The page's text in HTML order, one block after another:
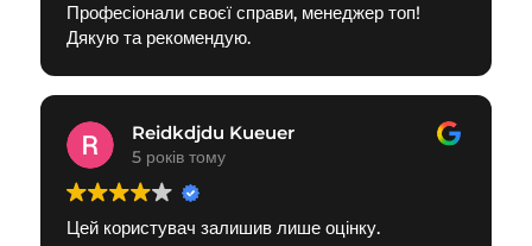
Професіонали своєї справи, менеджер топ!
Дякую та рекомендую.
Reidkdjdu Kueuer
5 років тому
Цей користувач залишив лише оцінку.